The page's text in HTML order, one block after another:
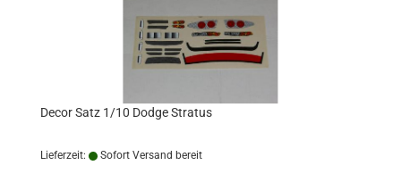
Decor Satz 1/10 Dodge Stratus
Lieferzeit: Sofort Versand bereit